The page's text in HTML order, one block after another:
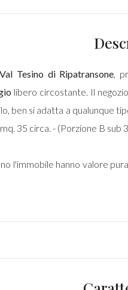
Val Tesino di Ripatransone,
libero circostante. Il
ben si adatta a
35 circa. - (Porzione B sub
l'immobile hanno valore